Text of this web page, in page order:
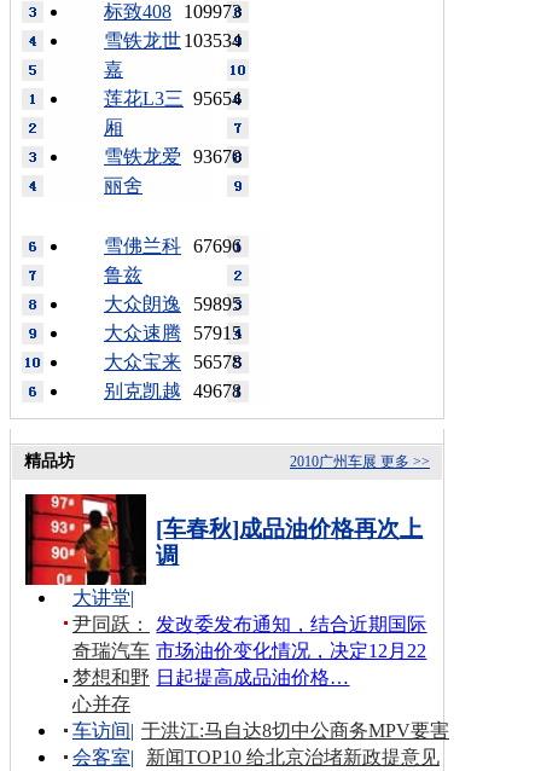
109973
标致408
103534
雪铁龙世
嘉
95654
莲花L3三
厢
93670
雪铁龙爱
丽舍
67696
雪佛兰科
鲁兹
59895
大众朗逸
57915
大众速腾
56578
大众宝来
49678
别克凯越
更多 >>
2010广州车展
精品坊
[车春秋]成品油价格再次上
调
发改委发布通知，结合近期国际
市场油价变化情况，决定12月22
日起提高成品油价格…
大讲堂|
尹同跃：
奇瑞汽车
梦想和野
心并存
车访间| 于洪江:马自达8切中公商务MPV要害
会客室|
新闻TOP10 给北京治堵新政提意见